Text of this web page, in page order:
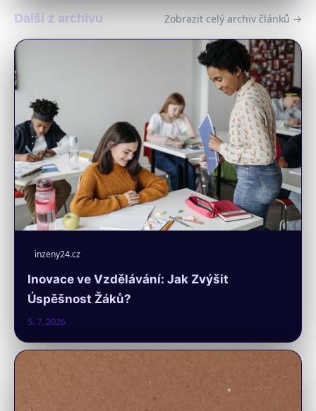
Další z archivu Zobrazit celý archiv článků →
inzeny24.cz
Inovace ve Vzdělávání: Jak Zvýšit
Úspěšnost Žáků?
5. 7. 2026